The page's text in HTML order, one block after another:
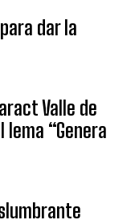
dar la
Valle de
“Genera